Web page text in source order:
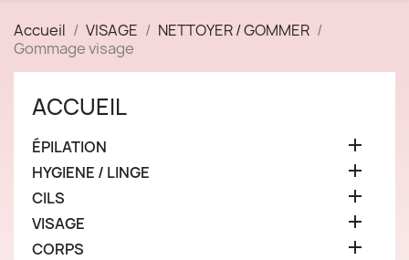
Accueil VISAGE
NETTOYER / GOMMER
Gommage visage
ACCUEIL
ÉPILATION 
HYGIENE / LINGE 
CILS 
VISAGE 
CORPS 